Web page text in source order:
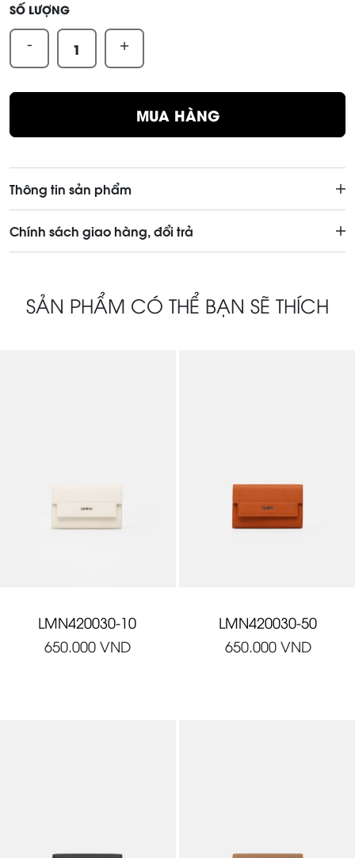
SỐ LƯỢNG
- +
MUA HÀNG
Thông tin sản phẩm
Chính sách giao hàng, đổi trả
SẢN PHẨM CÓ THỂ BẠN SẼ THÍCH
LMN420030-10
650.000VND
LMN420030-50
650.000VND